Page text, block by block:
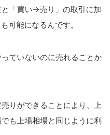
「買い→売り」の取引に加
可能になるんです。
ていないのに売れることか
りができることにより、上
も上場相場と同じように利